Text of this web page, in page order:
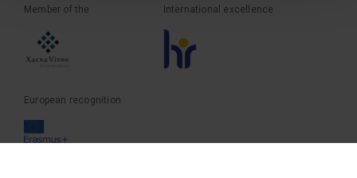
Member of the International excellence
European recognition